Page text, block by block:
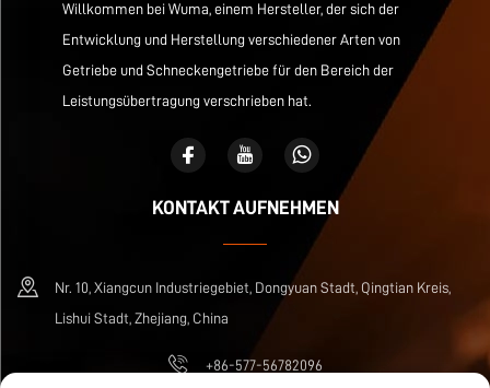
Willkommen bei Wuma, einem Hersteller, der sich der
Entwicklung und Herstellung verschiedener Arten von
Getriebe und Schneckengetriebe für den Bereich der
Leistungsübertragung verschrieben hat.
KONTAKT AUFNEHMEN
Nr. 10, Xiangcun Industriegebiet, Dongyuan Stadt, Qingtian Kreis,
Lishui Stadt, Zhejiang, China
+86-577-56782096